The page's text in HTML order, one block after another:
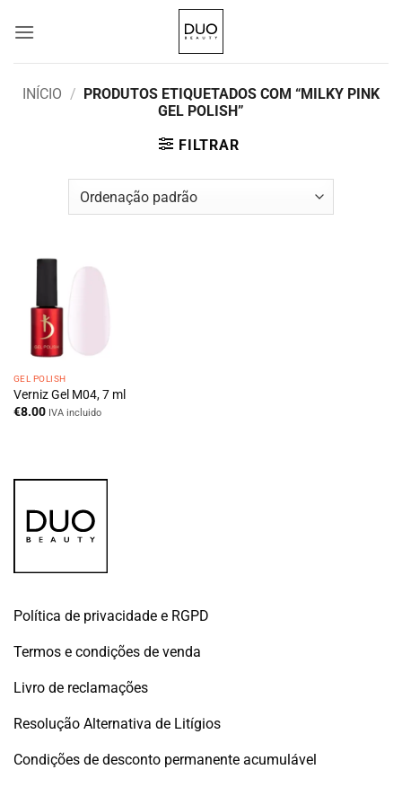
INÍCIO / PRODUTOS ETIQUETADOS COM “MILKY PINK
GEL POLISH”
FILTRAR
GEL POLISH
Verniz Gel M04, 7 ml
€8.00 IVA incluido
Política de privacidade e RGPD
Termos e condições de venda
Livro de reclamações
Resolução Alternativa de Litígios
Condições de desconto permanente acumulável